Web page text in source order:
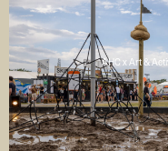
AHC x Art &